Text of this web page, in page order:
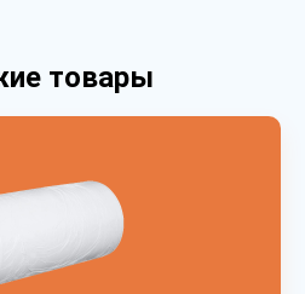
товары